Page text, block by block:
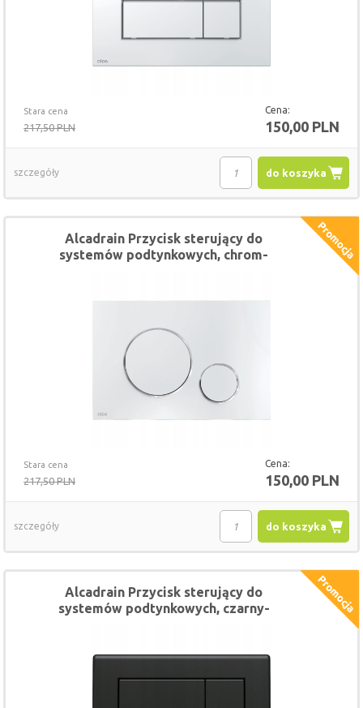
Stara cena
217,50 PLN
Cena:
150,00 PLN
do koszyka
szczegóły
Stara cena
217,50 PLN
Cena:
150,00 PLN
Alcadrain Przycisk sterujący do
systemów podtynkowych, chrom-
do koszyka
szczegóły
Alcadrain Przycisk sterujący do
systemów podtynkowych, czarny-